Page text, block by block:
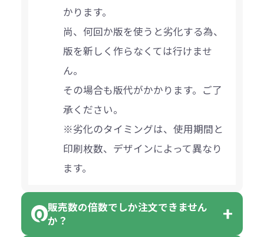
かります。
尚、何回か版を使うと劣化する為、
版を新しく作らなくては行けませ
ん。
その場合も版代がかかります。ご了
承ください。
※劣化のタイミングは、使用期間と
印刷枚数、デザインによって異なり
ます。
販売数の倍数でしか注文できません
か？